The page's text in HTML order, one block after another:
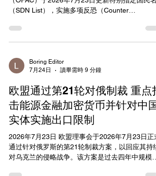
校与重点实验室，如Academy of
（SDN List），实施多项反恐（Counter
相关指定，同时移除一项白俄罗斯相关指定，并发
布三份古巴相关一般许可证。此次行动针对与哈马
体，以及与墨西哥哈利斯科新一代卡特尔（Cartel
de Jalisco Nueva Generacion，CJNG）有关联的
人列入SDN名单，包括与HAMAS有关的Khaldun
Khamis Zakaria Aldun，以及与EL-KAHIRA FOR
GENERAL TRADING有关的Abdulla Issam
Al-Jebouri和Zaid Issam Ahmed Al-Jebouri等人。
反毒品指定则重点针对墨西哥CJNG网络，包括
Gerardo Botello Rozalez（别名“El Cachas”）及
多名亲属和
Boring Editor
7月24日
讀畢需時 9 分鐘
欧盟通过第21轮对俄制裁 重点打
击能源金融加密货币并针对中国
实体实施出口限制
2026年7月23日 欧盟理事会于2026年7月23日正
通过针对俄罗斯的第21轮制裁方案，以回应其持续
对乌克兰的侵略战争。该方案是过去四年中规模最